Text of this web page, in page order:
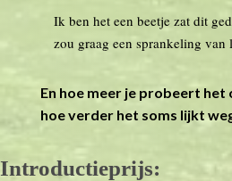
Ik ben het een beetje zat dit
zou graag een sprankeling van
En hoe meer je probeert het
hoe verder het soms lijkt
Introductieprijs: